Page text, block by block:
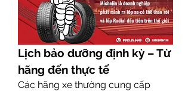
Lịch bảo dưỡng định kỳ – Từ
hãng đến thực tế
Các hãng xe thường cung cấp